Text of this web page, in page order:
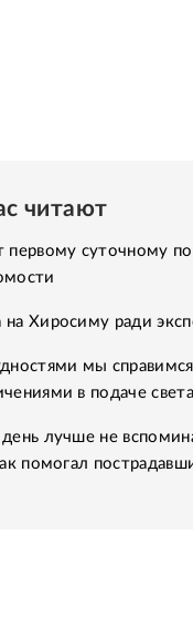
читают
первому суточному
на Хиросиму ради
мы
в подаче света
лучше не
помогал